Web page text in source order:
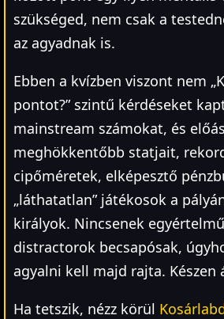
szükséged, nem csak a
az agyadnak is.
Ebben a kvízben viszont nem
pontot?” szintű kérdéseket
mainstream számokat, és
meghökkentőbb statjait,
cipőméretek, elképesztő
„láthatatlan” játékosok a
királyok. Nincsenek
distractorok becsapósak,
agyalni kell majd rajta. Készen
Ha tetszik, nézz körül